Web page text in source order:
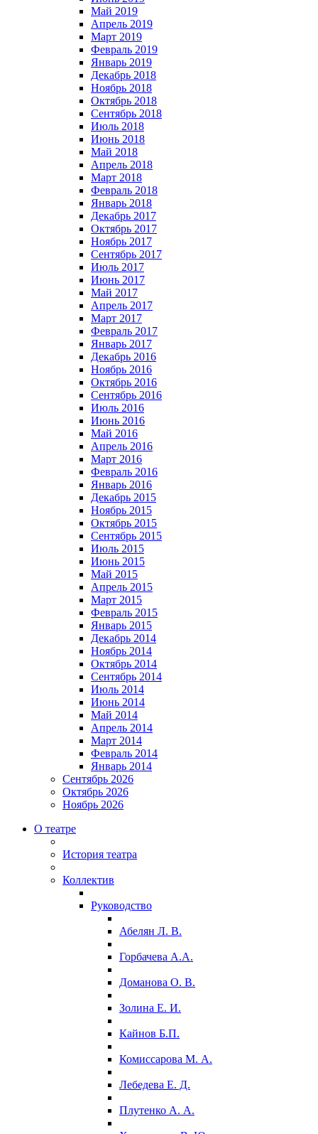
Май 2019
Апрель 2019
Март 2019
Февраль 2019
Январь 2019
Декабрь 2018
Ноябрь 2018
Октябрь 2018
Сентябрь 2018
Июль 2018
Июнь 2018
Май 2018
Апрель 2018
Март 2018
Февраль 2018
Январь 2018
Декабрь 2017
Октябрь 2017
Ноябрь 2017
Сентябрь 2017
Июль 2017
Июнь 2017
Май 2017
Апрель 2017
Март 2017
Февраль 2017
Январь 2017
Декабрь 2016
Ноябрь 2016
Октябрь 2016
Сентябрь 2016
Июль 2016
Июнь 2016
Май 2016
Апрель 2016
Март 2016
Февраль 2016
Январь 2016
Декабрь 2015
Ноябрь 2015
Октябрь 2015
Сентябрь 2015
Июль 2015
Июнь 2015
Май 2015
Апрель 2015
Март 2015
Февраль 2015
Январь 2015
Декабрь 2014
Ноябрь 2014
Октябрь 2014
Сентябрь 2014
Июль 2014
Июнь 2014
Май 2014
Апрель 2014
Март 2014
Февраль 2014
Январь 2014
Сентябрь 2026
Октябрь 2026
Ноябрь 2026
О театре
История театра
Коллектив
Руководство
Абелян Л. В.
Горбачева А.А.
Доманова О. В.
Золина Е. И.
Кайнов Б.П.
Комиссарова М. А.
Лебедева Е. Д.
Плутенко А. А.